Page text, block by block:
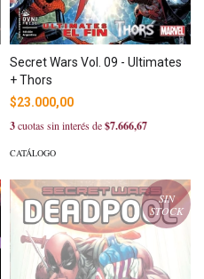
Secret Wars Vol. 09 - Ultimates
+ Thors
$23.000,00
3cuotas sin interés de$7.666,67
CATÁLOGO
SIN
STOCK